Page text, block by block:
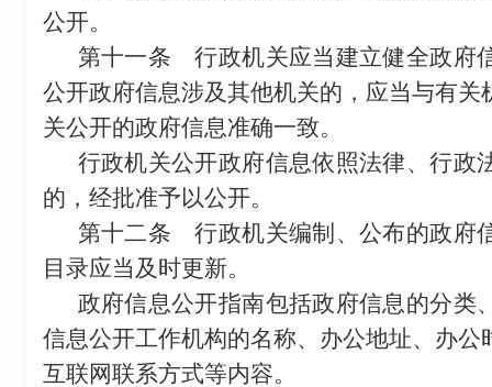
公开。
第十一条 行政机关应当建立健全政府
公开政府信息涉及其他机关的，应当与有
关公开的政府信息准确一致。
行政机关公开政府信息依照法律、行政
的，经批准予以公开。
第十二条 行政机关编制、公布的政府
目录应当及时更新。
政府信息公开指南包括政府信息的分类
信息公开工作机构的名称、办公地址、办
互联网联系方式等内容。